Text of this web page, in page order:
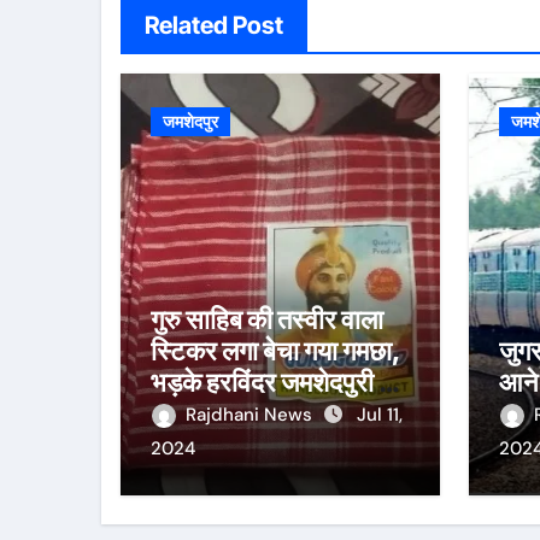
Related Post
जमशेदपुर
गुरु साहिब की तस्वीर वाला
स्टिकर लगा बेचा गया गमछा,
भड़के हरविंदर जमशेदपुरी ने
सौंपा सीजीपीसी को ज्ञापन
Rajdhani News
Jul 11,
2024
आने